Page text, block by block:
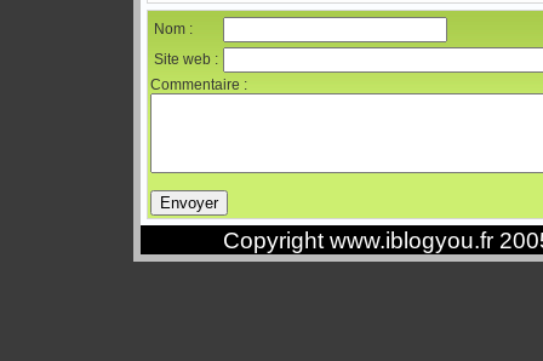
Nom :
Site web :
Commentaire :
Copyright www.iblogyou.fr